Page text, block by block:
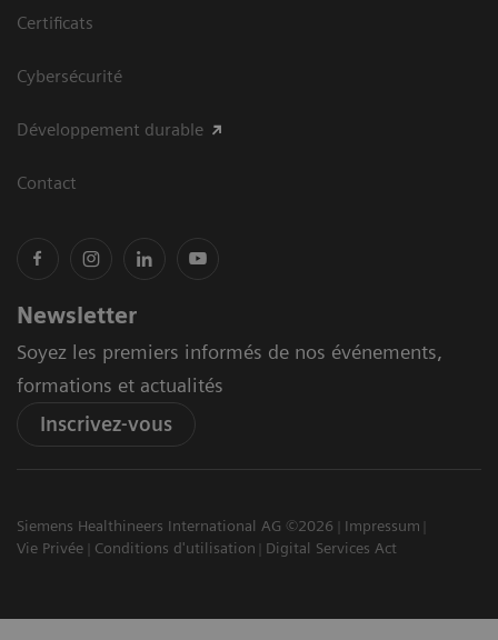
Certificats
Cybersécurité
Développement durable
Contact
Newsletter
Soyez les premiers informés de nos événements,
formations et actualités
Inscrivez-vous
Siemens Healthineers International AG ©2026
Impressum
Vie Privée
Conditions d'utilisation Digital Services Act